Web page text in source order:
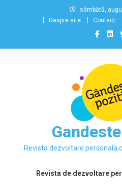
sâmbătă,
Despre site
Contact
Revista dezvoltare
Revista de dezvoltare